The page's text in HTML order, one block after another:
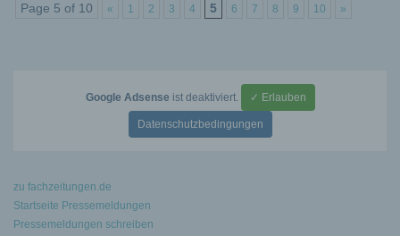
Page 5 of 10 « 1 2 3 4 5 6 7 8 9 10 »
Google Adsense ist deaktiviert. ✓ Erlauben
Datenschutzbedingungen
zu fachzeitungen.de
Startseite Pressemeldungen
Pressemeldungen schreiben